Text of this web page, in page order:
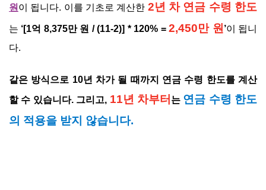
원 이 됩니다. 이를 기초로 계산한 2년 차 연금 수령 한도
는 ‘[1억 8,375만 원 / (11-2)] * 120% =2,450만 원’이 됩니
다.
같은 방식으로 10년 차가 될 때까지 연금 수령 한도를 계산
할 수 있습니다. 그리고, 11년 차부터 는 연금 수령 한도
의 적용을 받지 않습니다.